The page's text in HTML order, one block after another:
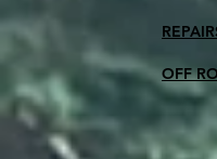
OFF